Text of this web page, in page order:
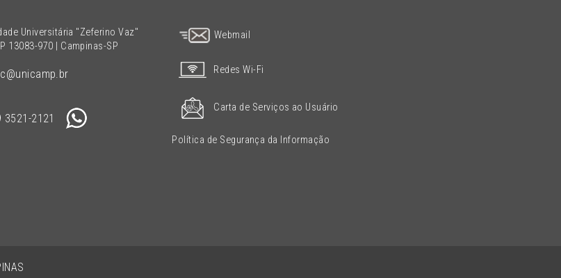
Universitária "Zeferino Vaz"
13083-970 | Campinas-SP
3521-2121
Webmail
Redes Wi-Fi
Carta de Serviços ao Usuário
Política de Segurança da Informação